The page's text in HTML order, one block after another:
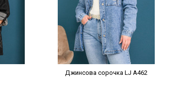
Джинсова сорочка LJ A462